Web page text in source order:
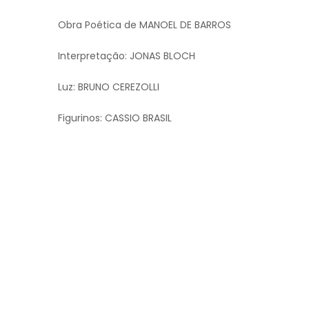
Obra Poética de MANOEL DE BARROS
Interpretação: JONAS BLOCH
Luz: BRUNO CEREZOLLI
Figurinos: CASSIO BRASIL